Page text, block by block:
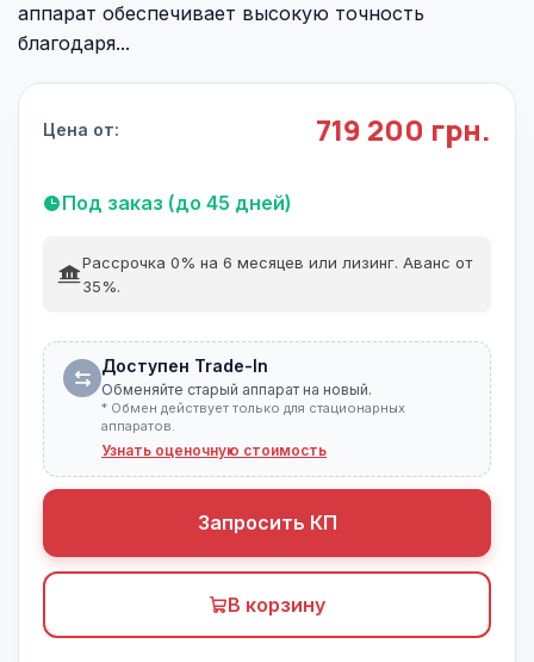
аппарат обеспечивает высокую точность
благодаря...
Цена от: 719 200 грн.
Под заказ (до 45 дней)
Рассрочка 0% на 6 месяцев или лизинг. Аванс от
35%.
Доступен Trade-In
Обменяйте старый аппарат на новый.
* Обмен действует только для стационарных
аппаратов.
Узнать оценочную стоимость
Запросить КП
В корзину